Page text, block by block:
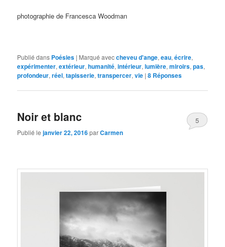
photographie de Francesca Woodman
Publié dans Poésies | Marqué aveccheveu d'ange,eau,écrire,
expérimenter,extérieur,humanité,intérieur,lumière,miroirs,pas,
profondeur,réel,tapisserie,transpercer,vie |8 Réponses
Noir et blanc
Publié lejanvier 22, 2016parCarmen
5